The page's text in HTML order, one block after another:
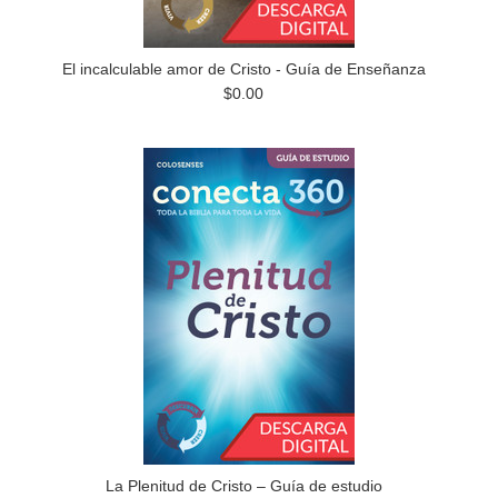
El incalculable amor de Cristo - Guía de Enseñanza
$0.00
La Plenitud de Cristo – Guía de estudio